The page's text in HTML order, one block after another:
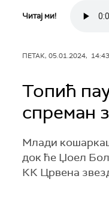
Читај ми!
ПЕТАК, 05.01.2024,
Топић
спреман
Млади
док ће Џоел
КК Црвена